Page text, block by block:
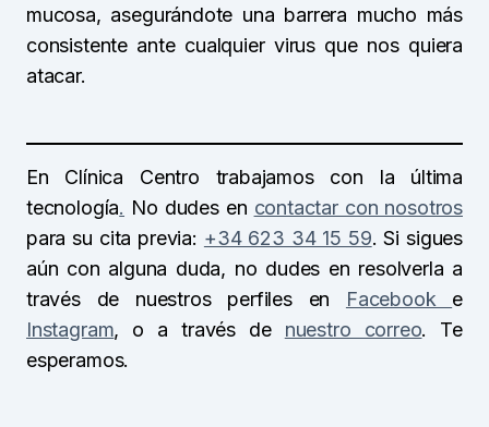
mucosa, asegurándote una barrera mucho más
consistente ante cualquier virus que nos quiera
atacar.
En Clínica Centro trabajamos con la última
tecnología. No dudes en contactar con nosotros
para su cita previa: +34 623 34 15 59. Si sigues
aún con alguna duda, no dudes en resolverla a
través de nuestros perfiles en
Facebook e
Instagram, o a través de nuestro correo. Te
esperamos.